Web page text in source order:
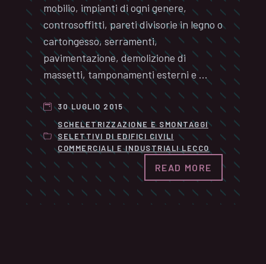
mobilio, impianti di ogni genere,
controsoffitti, pareti divisorie in legno o
cartongesso, serramenti,
pavimentazione, demolizione di
massetti, tamponamenti esterni e …
30 LUGLIO 2015
SCHELETRIZZAZIONE E SMONTAGGI
SELETTIVI DI EDIFICI CIVILI
COMMERCIALI E INDUSTRIALI LECCO
READ MORE